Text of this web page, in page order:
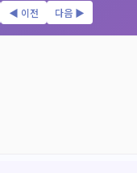
◀ 이전 다음 ▶